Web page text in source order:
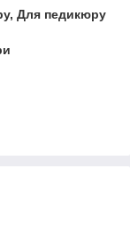
Для педикюру